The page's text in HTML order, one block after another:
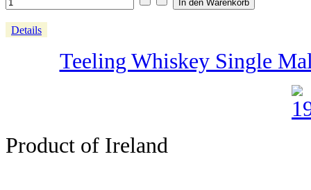
Details
Teeling Whiskey Single
Product of Ireland